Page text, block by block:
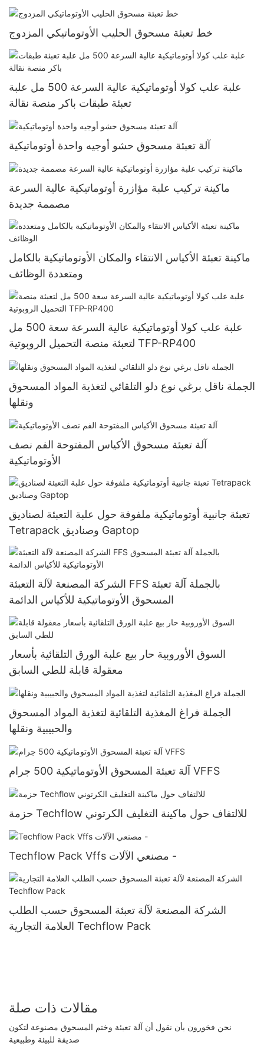
خط تعبئة مسحوق الحليب الأوتوماتيكي المزدوج
علبة علب كولا أوتوماتيكية عالية السرعة 500 مل علبة
تعبئة طبقات باكر منصة نقالة
آلة تعبئة مسحوق حشو أوجيه واحدة أوتوماتيكية
ماكينة تركيب علبة مؤازرة أوتوماتيكية عالية السرعة
مصممة جديدة
ماكينة تعبئة الأكياس الانتقاء والمكان الأوتوماتيكية بالكامل
ومتعددة الوظائف
علبة علب كولا أوتوماتيكية عالية السرعة سعة 500 مل
لتعبئة منصة التحميل الروبوتية TFP-RP400
الجملة ناقل برغي نوع دلو التلقائي لتغذية المواد المسحوق
ونقلها
آلة تعبئة مسحوق الأكياس المفتوحة الفم نصف
الأوتوماتيكية
تعبئة جانبية أوتوماتيكية ملفوفة حول علبة التعبئة لصناديق
Tetrapack وصناديق Gaptop
الشركة المصنعة لآلة التعبئة FFS بالجملة آلة تعبئة
المسحوق الأوتوماتيكية للأكياس الدائمة
السوق الأوروبية حار بيع علبة الورق التلقائية بأسعار
معقولة قابلة للطي السابق
الجملة فراغ المغذية التلقائية لتغذية المواد المسحوق
والحبيبية ونقلها
آلة تعبئة المسحوق الأوتوماتيكية 500 جرام VFFS
حزمة Techflow للالتفاف حول ماكينة التغليف الكرتوني
Techflow Pack Vffs مصنعي الآلات -
الشركة المصنعة لآلة تعبئة المسحوق حسب الطلب
العلامة التجارية Techflow Pack
مقالات ذات صلة
نحن فخورون بأن نقول أن آلة تعبئة وختم المسحوق مصنوعة لتكون
صديقة للبيئة وطبيعية